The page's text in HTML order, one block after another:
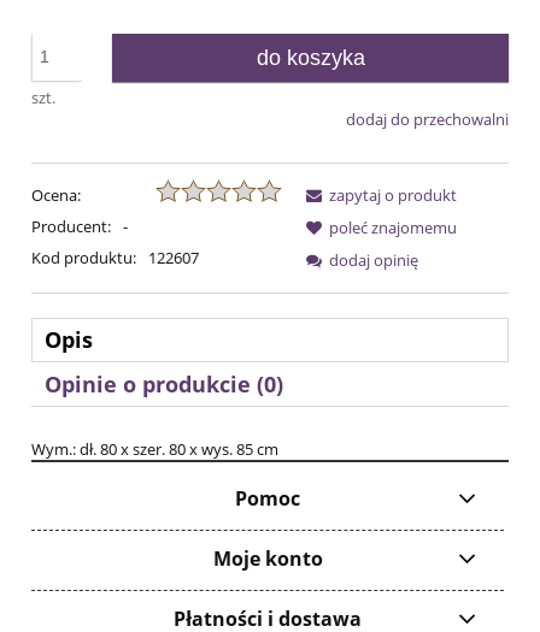
szt.
do koszyka
dodaj do przechowalni
Ocena:
Producent: -
Kod produktu:
122607
zapytaj o produkt
poleć znajomemu
dodaj opinię
Opis
Opinie o produkcie (0)
Wym.: dł. 80 x szer. 80 x wys. 85 cm
Pomoc
Moje konto
Płatności i dostawa